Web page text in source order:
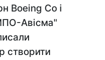
Boeing Co і
Авісма"
створити